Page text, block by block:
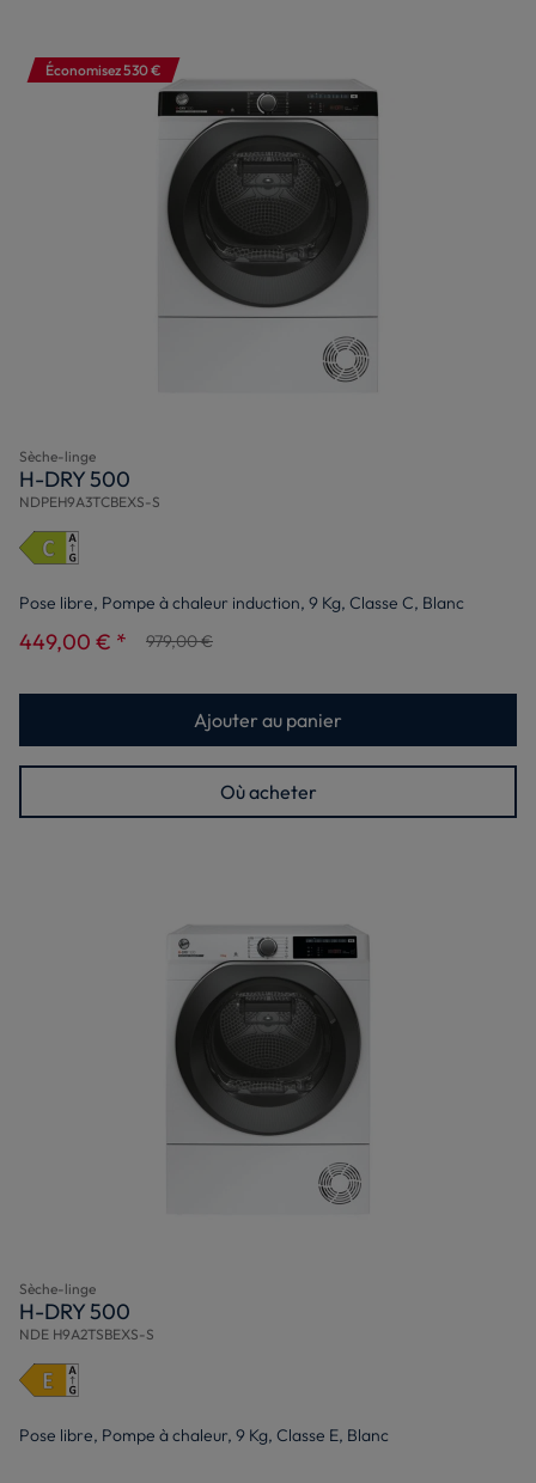
Économisez 530 €
Sèche-linge
H-DRY 500
NDPEH9A3TCBEXS-S
Pose libre, Pompe à chaleur induction, 9 Kg, Classe C, Blanc
449,00 € * 979,00 €
Ajouter au panier
Où acheter
Sèche-linge
H-DRY 500
NDE H9A2TSBEXS-S
Pose libre, Pompe à chaleur, 9 Kg, Classe E, Blanc